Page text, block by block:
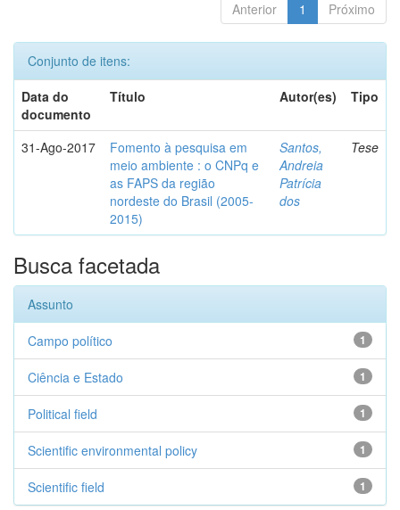
Anterior 1 Próximo
Conjunto de itens:
Data do
documento
Título Autor(es) Tipo
31-Ago-2017
Fomento à pesquisa em
meio ambiente : o CNPq e
as FAPS da região
nordeste do Brasil (2005-
2015)
Santos,
Andreia
Patrícia
dos
Tese
Busca facetada
Assunto
1
Campo político
1
Ciência e Estado
1
Political field
1
Scientific environmental policy
1
Scientific field